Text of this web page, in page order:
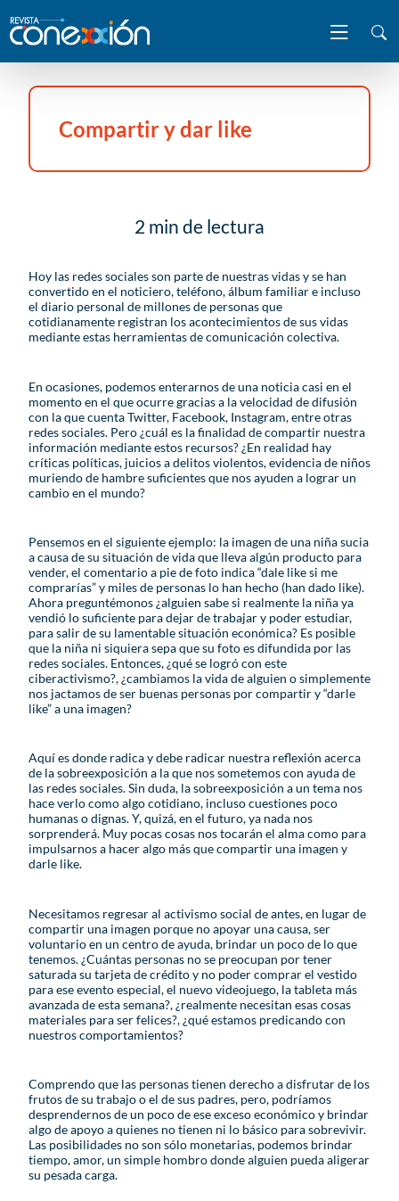
Compartir y dar like
2 min de lectura
Hoy las redes sociales son parte de nuestras vidas y se han
convertido en el noticiero, teléfono, álbum familiar e incluso
el diario personal de millones de personas que
cotidianamente registran los acontecimientos de sus vidas
mediante estas herramientas de comunicación colectiva.
En ocasiones, podemos enterarnos de una noticia casi en el
momento en el que ocurre gracias a la velocidad de difusión
con la que cuenta Twitter, Facebook, Instagram, entre otras
redes sociales. Pero ¿cuál es la finalidad de compartir nuestra
información mediante estos recursos? ¿En realidad hay
críticas políticas, juicios a delitos violentos, evidencia de niños
muriendo de hambre suficientes que nos ayuden a lograr un
cambio en el mundo?
Pensemos en el siguiente ejemplo: la imagen de una niña sucia
a causa de su situación de vida que lleva algún producto para
vender, el comentario a pie de foto indica “dale like si me
comprarías” y miles de personas lo han hecho (han dado like).
Ahora preguntémonos ¿alguien sabe si realmente la niña ya
vendió lo suficiente para dejar de trabajar y poder estudiar,
para salir de su lamentable situación económica? Es posible
que la niña ni siquiera sepa que su foto es difundida por las
redes sociales. Entonces, ¿qué se logró con este
ciberactivismo?, ¿cambiamos la vida de alguien o simplemente
nos jactamos de ser buenas personas por compartir y “darle
like” a una imagen?
Aquí es donde radica y debe radicar nuestra reflexión acerca
de la sobreexposición a la que nos sometemos con ayuda de
las redes sociales. Sin duda, la sobreexposición a un tema nos
hace verlo como algo cotidiano, incluso cuestiones poco
humanas o dignas. Y, quizá, en el futuro, ya nada nos
sorprenderá. Muy pocas cosas nos tocarán el alma como para
impulsarnos a hacer algo más que compartir una imagen y
darle like.
Necesitamos regresar al activismo social de antes, en lugar de
compartir una imagen porque no apoyar una causa, ser
voluntario en un centro de ayuda, brindar un poco de lo que
tenemos. ¿Cuántas personas no se preocupan por tener
saturada su tarjeta de crédito y no poder comprar el vestido
para ese evento especial, el nuevo videojuego, la tableta más
avanzada de esta semana?, ¿realmente necesitan esas cosas
materiales para ser felices?, ¿qué estamos predicando con
nuestros comportamientos?
Comprendo que las personas tienen derecho a disfrutar de los
frutos de su trabajo o el de sus padres, pero, podríamos
desprendernos de un poco de ese exceso económico y brindar
algo de apoyo a quienes no tienen ni lo básico para sobrevivir.
Las posibilidades no son sólo monetarias, podemos brindar
tiempo, amor, un simple hombro donde alguien pueda aligerar
su pesada carga.